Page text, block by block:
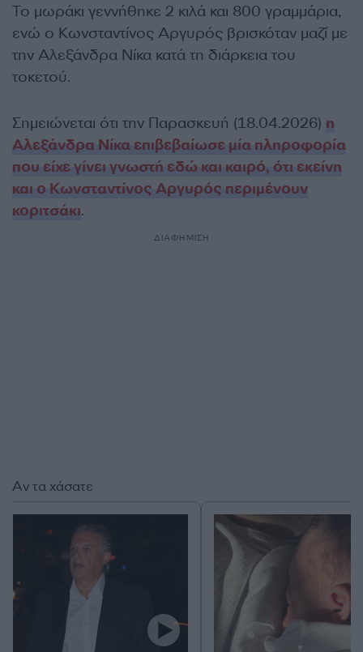
Το μωράκι γεννήθηκε 2 κιλά και 800 γραμμάρια,
ενώ ο Κωνσταντίνος Αργυρός βρισκόταν μαζί με
την Αλεξάνδρα Νίκα κατά τη διάρκεια του
τοκετού.
Σημειώνεται ότι την Παρασκευή (18.04.2026) η
Αλεξάνδρα Νίκα επιβεβαίωσε μία πληροφορία
που είχε γίνει γνωστή εδώ και καιρό, ότι εκείνη
και ο Κωνσταντίνος Αργυρός περιμένουν
κοριτσάκι.
ΔΙΑΦΗΜΙΣΗ
Αν τα χάσατε